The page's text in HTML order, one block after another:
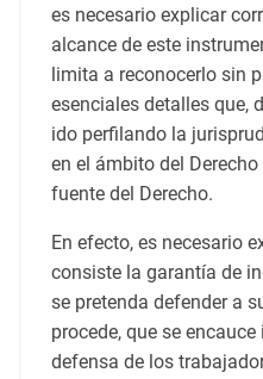
es necesario explicar
alcance de este
limita a reconocerlo sin
esenciales detalles que,
ido perfilando la
en el ámbito del
fuente del Derecho.
En efecto, es necesario
consiste la garantía de
se pretenda defender a
procede, que se
defensa de los